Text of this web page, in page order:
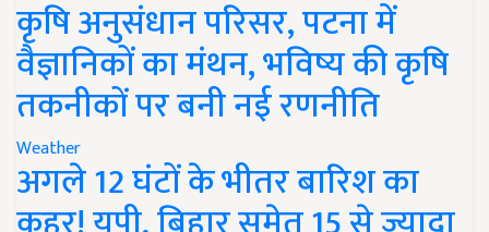
कृषि अनुसंधान परिसर, पटना में
वैज्ञानिकों का मंथन, भविष्य की कृषि
तकनीकों पर बनी नई रणनीति
Weather
अगले 12 घंटों के भीतर बारिश का